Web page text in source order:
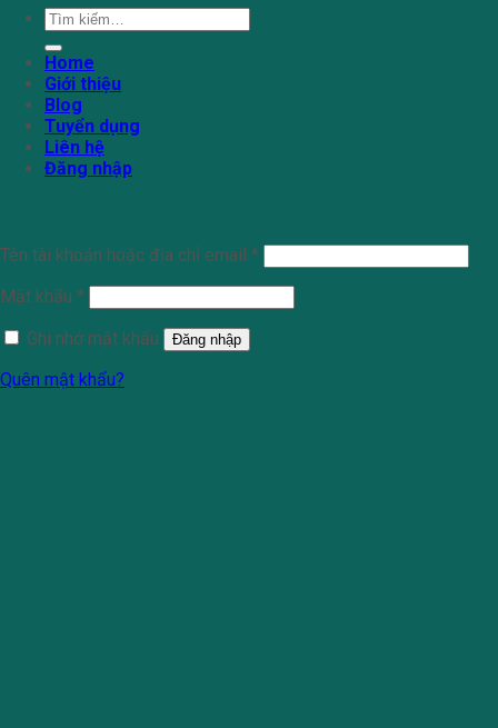
Tìm
kiếm:
Home
Giới thiệu
Blog
Tuyển dụng
Liên hệ
Đăng nhập
Tên tài khoản hoặc địa chỉ email *
Mật khẩu *
Ghi nhớ mật khẩu
Đăng nhập
Quên mật khẩu?